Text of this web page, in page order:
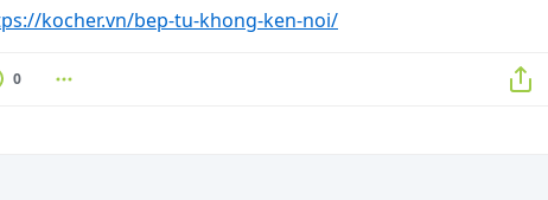
kocher.vn/bep-tu-khong-ken-noi/
0